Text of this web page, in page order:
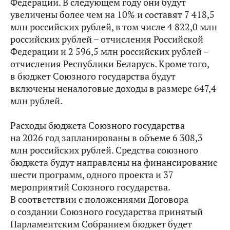
Федерации. В следующем году они будут
увеличены более чем на 10% и составят 7 418,5
млн российских рублей, в том числе 4 822,0 млн
российских рублей – отчисления Российской
Федерации и 2 596,5 млн российских рублей –
отчисления Республики Беларусь. Кроме того,
в бюджет Союзного государства будут
включены неналоговые доходы в размере 647,4
млн рублей.
Расходы бюджета Союзного государства
на 2026 год запланированы в объеме 6 308,3
млн российских рублей. Средства союзного
бюджета будут направлены на финансирование
шести программ, одного проекта и 37
мероприятий Союзного государства.
В соответствии с положениями Договора
о создании Союзного государства принятый
Парламентским Собранием бюджет будет